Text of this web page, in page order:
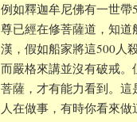
例如釋迦牟尼佛有一世
尊已經在修菩薩道，知
漢，假如船家將這500人
而嚴格來講並沒有破戒
菩薩，才有能力看到。
人在做事，有時你看來